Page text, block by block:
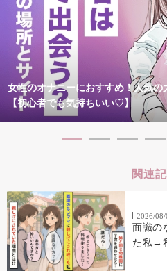
女性のオナニーにおすすめ！人気
【初心者でも気持ちいい♡】
関連
2026/08/
面識の
た私→